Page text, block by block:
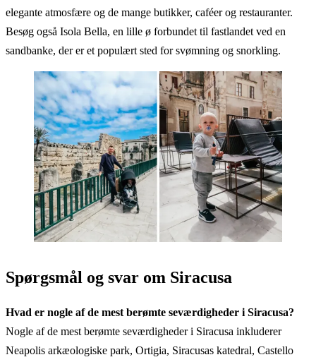
elegante atmosfære og de mange butikker, caféer og restauranter.
Besøg også Isola Bella, en lille ø forbundet til fastlandet ved en
sandbanke, der er et populært sted for svømning og snorkling.
Spørgsmål og svar om Siracusa
Hvad er nogle af de mest berømte seværdigheder i Siracusa?
Nogle af de mest berømte seværdigheder i Siracusa inkluderer
Neapolis arkæologiske park, Ortigia, Siracusas katedral, Castello